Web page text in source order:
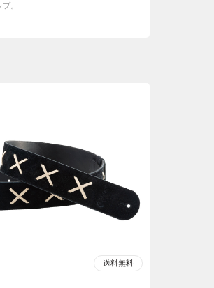
。